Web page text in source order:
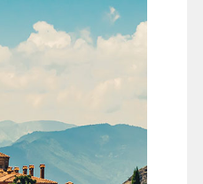
接續來到希臘半島北部的色
入山區，一幢幢聳天的巨
、紅頂白瓦的中世紀修道
巨石頂上，美麗得讓人屏